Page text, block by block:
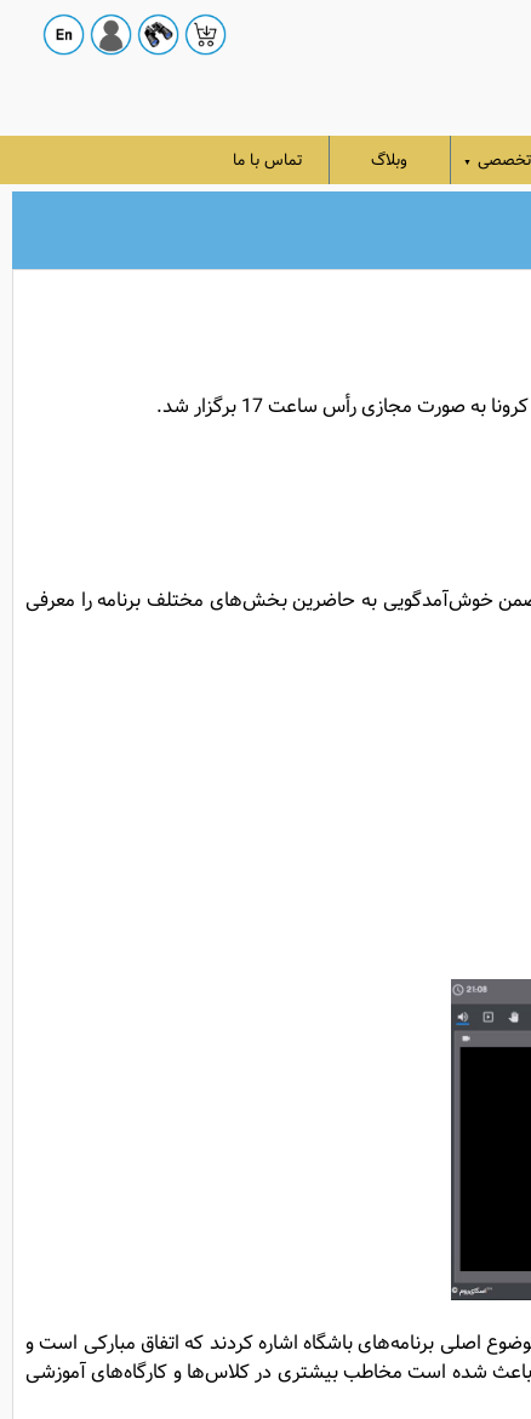
تخصصی ▼ وبلاگ تماس با ما
ضمن خوش‌آمدگویی به حاضرین بخش‌های مختلف برنامه را معرفی‌
اصلی برنامه‌های باشگاه اشاره کردند که اتفاق مبارکی است و
باعث شده است مخاطب بیشتری در کلاس‌ها و کارگاه‌های آموزشی